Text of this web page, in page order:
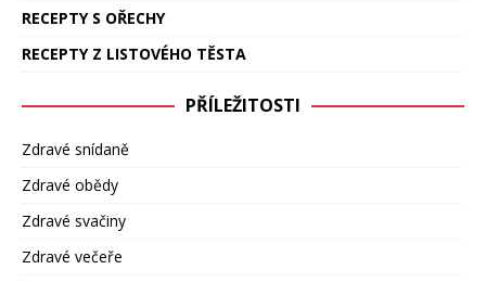
RECEPTY S OŘECHY
RECEPTY Z LISTOVÉHO TĚSTA
PŘÍLEŽITOSTI
Zdravé snídaně
Zdravé obědy
Zdravé svačiny
Zdravé večeře